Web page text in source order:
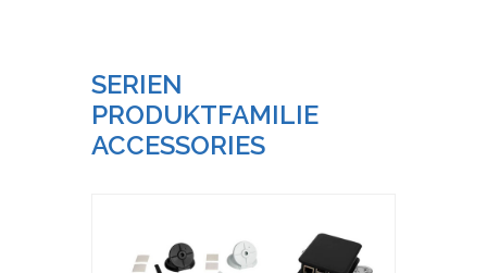
SERIEN
PRODUKTFAMILIE
ACCESSORIES